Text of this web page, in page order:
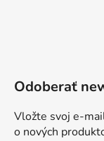
Odoberať
Vložte svoj e-
o nových